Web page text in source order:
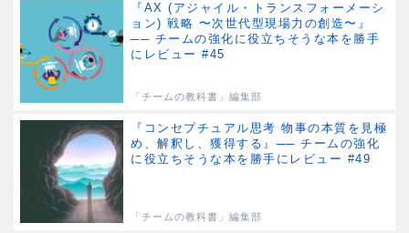
『AX (アジャイル・トランスフォーメーシ
ョン) 戦略 〜次世代型現場力の創造〜』
── チームの強化に役立ちそうな本を勝手
にレビュー #45
「チームの教科書」編集部
『コンセプチュアル思考 物事の本質を見極
め、解釈し、獲得する』── チームの強化
に役立ちそうな本を勝手にレビュー #49
「チームの教科書」編集部